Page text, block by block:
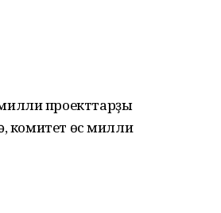
проекттарҙы
комитет өс милли